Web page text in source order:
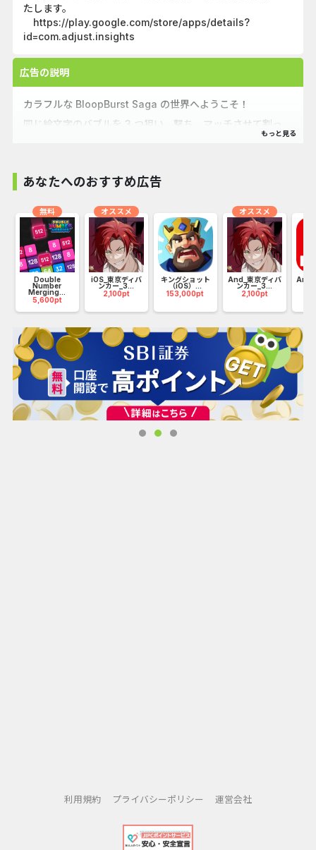
たします。
https://play.google.com/store/apps/details?
id=com.adjust.insights
広告の説明
カラフルな BloopBurst Saga の世界へようこそ！
同じ絵文字のバブルを 3 つ狙い、撃ち、マッチさせて割っ
バブルパズル。すべてをクリアするには、賢い戦略と鋭いシ
ュートスキルが必要です！
ゲームの特徴：
1、楽しくてやりがいのあるバブルレベルが数百種類
2、難しいステージを突破するのに役立つ特別なパワーアッ
プ
3、愛らしいキャラクターとキュートなアニメーション
4、毎日の報酬とサプライズイベント
あなたへのおすすめ広告
Double
Number
Merging...
5,600pt
無料
iOS_東京ディバ
ンカー_3...
2,100pt
オススメ
キングショット
（iOS）...
153,000pt
And_東京ディバ
ンカー_3...
2,100pt
オススメ
And_
利用規約 プライバシーポリシー 運営会社